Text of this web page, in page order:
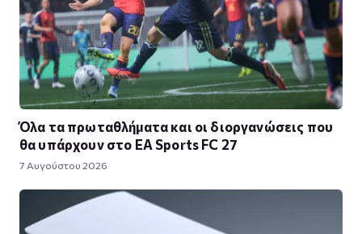
Όλα τα πρωταθλήματα και οι διοργανώσεις που
θα υπάρχουν στο EA Sports FC 27
7 Αυγούστου 2026